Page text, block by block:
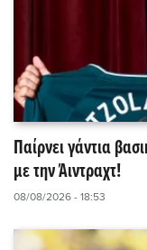
Παίρνει γάντια
με την Άιντραχτ!
08/08/2026 - 18:53